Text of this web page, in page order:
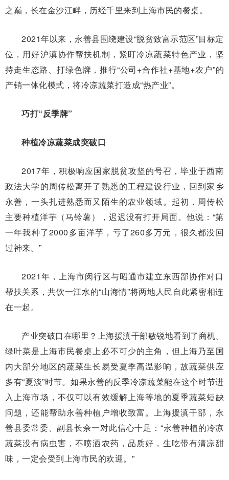
之巅，长在金沙江畔，历经千里来到上海市民的餐桌。
2021年以来，永善县围绕建设“脱贫致富示范区”目标定
位，用好沪滇协作帮扶机制，紧盯冷凉蔬菜特色产业，坚
持走生态路、打绿色牌，推行“公司+合作社+基地+农户”的
产销一体化模式，将冷凉蔬菜打造成“热产业”。
巧打“反季牌”
种植冷凉蔬菜成突破口
2017年，积极响应国家脱贫攻坚的号召，毕业于西南
政法大学的周传松离开了熟悉的工程建设行业，回到家乡
永善，一头扎进熟悉而又陌生的农业领域。起初，周传松
主要种植洋芋（马铃薯），迟迟没有打开局面。他说：“第
一年我种了2000多亩洋芋，亏了260多万元，很久都没回
过神来。”
2021年，上海市闵行区与昭通市建立东西部协作对口
帮扶关系，共饮一江水的“山海情”将两地人民自此紧密相连
在一起。
产业突破口在哪里？上海援滇干部敏锐地看到了商机。
绿叶菜是上海市民餐桌上必不可少的主角，但上海乃至国
内大部分地区的蔬菜生长易受夏季高温影响，故蔬菜供应
多有“夏淡”时节。如果永善的反季冷凉蔬菜能在这个时节进
入上海市场，不仅可以有效缓解上海等地的夏季蔬菜短缺
问题，还能帮助永善种植户增收致富。上海援滇干部，永
善县委常委、副县长佘一对此信心十足：“永善种植的冷凉
蔬菜没有病虫害，不喷洒农药，品质好，生吃带有清凉甜
味，一定会受到上海市民的欢迎。”